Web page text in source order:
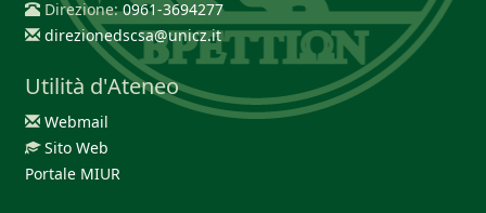
Direzione:0961-3694277
direzionedscsa@unicz.it
Utilità d'Ateneo
Webmail
Sito Web
Portale MIUR